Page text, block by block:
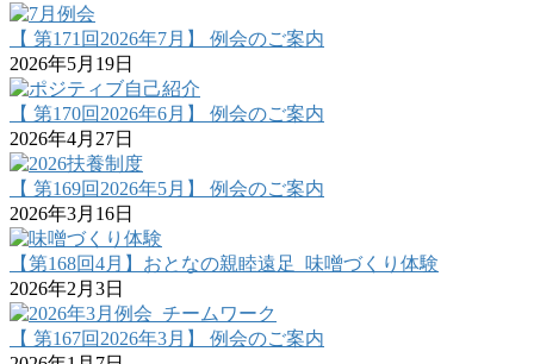
【 第171回2026年7月】 例会のご案内
2026年5月19日
【 第170回2026年6月】 例会のご案内
2026年4月27日
【 第169回2026年5月】 例会のご案内
2026年3月16日
【第168回4月】おとなの親睦遠足_味噌づくり体験
2026年2月3日
【 第167回2026年3月】 例会のご案内